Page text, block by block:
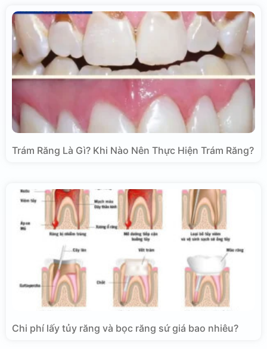
Trám Răng Là Gì? Khi Nào Nên Thực Hiện Trám Răng?
Chi phí lấy tủy răng và bọc răng sứ giá bao nhiêu?